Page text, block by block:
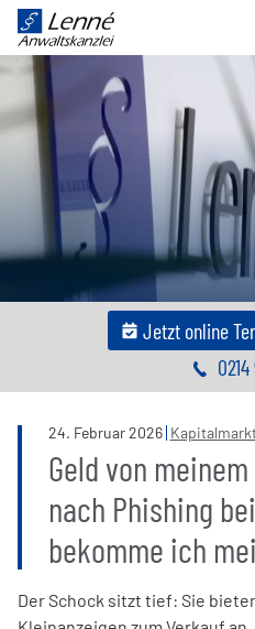
Jetzt online
24. Februar2026
Geld von
nach Phishing
bekomme ich
Der Schock sitzt tief: Sie